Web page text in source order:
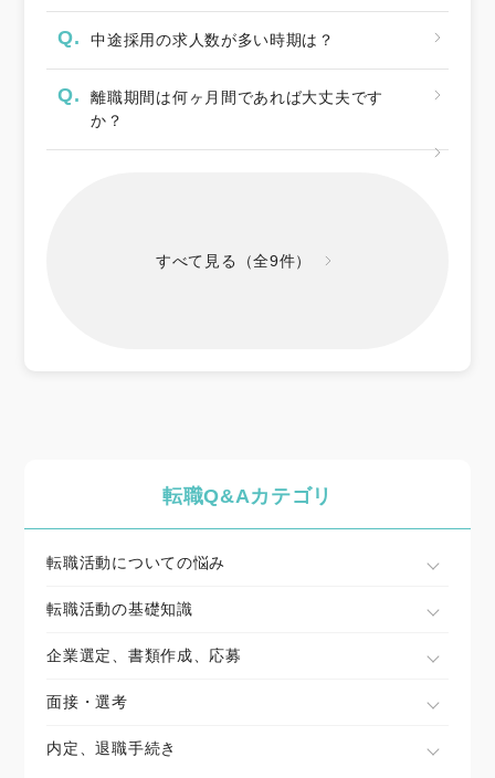
Q. 中途採用の求人数が多い時期は？
Q.
離職期間は何ヶ月間であれば大丈夫です
か？
すべて見る（全9件）
転職Q&Aカテゴリ
転職活動についての悩み
転職活動の基礎知識
企業選定、書類作成、応募
面接・選考
内定、退職手続き